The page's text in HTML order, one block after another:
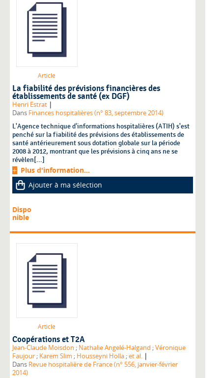
Article
La fiabilité des prévisions financières des
établissements de santé (ex DGF)
Henri Estrat |
Dans Finances hospitalières (n° 83, septembre 2014)
L'Agence technique d'informations hospitalières (ATIH) s'est
penché sur la fiabilité des prévisions des établissements de
santé antérieurement sous dotation globale sur la période
2008 à 2012, montrant que les prévisions à cinq ans ne se
révèlen[...]
Plus d'information...
Ajouter à ma sélection
Dispo
nible
Article
Coopérations et T2A
Jean-Claude Moisdon ; Nathalie Angelé-Halgand ;Véronique
Faujour ; Karem Slim ; Housseyni Holla ;et al. |
Dans Revue hospitalière de France (n° 556, janvier-février
2014)